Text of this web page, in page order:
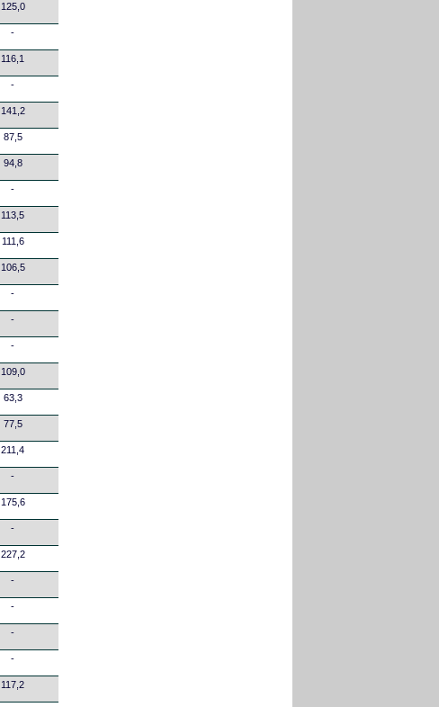
125,0
-
116,1
-
141,2
87,5
94,8
-
113,5
111,6
106,5
-
-
-
109,0
63,3
77,5
211,4
-
175,6
-
227,2
-
-
-
-
117,2